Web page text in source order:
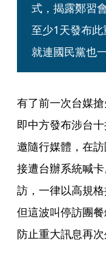
式，揭露鄭習
至少1天發布此
就連國民黨也
有了前一次台媒
即中方發布涉台
邀隨行媒體，在
接遭台辦系統喊
訪，一律以高規
但這波叫停訪團
防止重大訊息再次